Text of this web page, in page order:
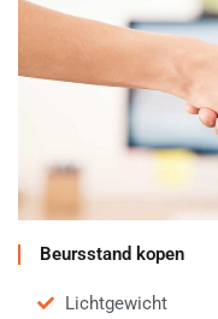
Beursstand kopen
Lichtgewicht